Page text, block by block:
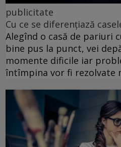
publicitate
Cu ce se diferențiază
Alegînd o casă de pariuri
bine pus la punct, vei
momente dificile iar
întîmpina vor fi rezolvate